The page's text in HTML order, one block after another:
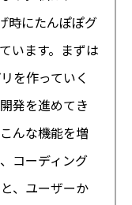
時にたんぽぽグ
います。まずは
を作っていく
発を進めてき
んな機能を増
コーディング
、ユーザーか